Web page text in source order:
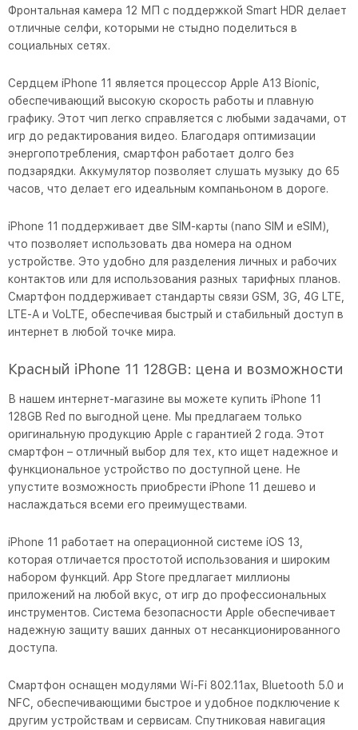
Фронтальная камера 12 МП с поддержкой Smart HDR делает
отличные селфи, которыми не стыдно поделиться в
социальных сетях.
Сердцем iPhone 11 является процессор Apple A13 Bionic,
обеспечивающий высокую скорость работы и плавную
графику. Этот чип легко справляется с любыми задачами, от
игр до редактирования видео. Благодаря оптимизации
энергопотребления, смартфон работает долго без
подзарядки. Аккумулятор позволяет слушать музыку до 65
часов, что делает его идеальным компаньоном в дороге.
iPhone 11 поддерживает две SIM-карты (nano SIM и eSIM),
что позволяет использовать два номера на одном
устройстве. Это удобно для разделения личных и рабочих
контактов или для использования разных тарифных планов.
Смартфон поддерживает стандарты связи GSM, 3G, 4G LTE,
LTE-A и VoLTE, обеспечивая быстрый и стабильный доступ в
интернет в любой точке мира.
Красный iPhone 11 128GB: цена и возможности
В нашем интернет-магазине вы можете купить iPhone 11
128GB Red по выгодной цене. Мы предлагаем только
оригинальную продукцию Apple с гарантией 2 года. Этот
смартфон – отличный выбор для тех, кто ищет надежное и
функциональное устройство по доступной цене. Не
упустите возможность приобрести iPhone 11 дешево и
наслаждаться всеми его преимуществами.
iPhone 11 работает на операционной системе iOS 13,
которая отличается простотой использования и широким
набором функций. App Store предлагает миллионы
приложений на любой вкус, от игр до профессиональных
инструментов. Система безопасности Apple обеспечивает
надежную защиту ваших данных от несанкционированного
доступа.
Смартфон оснащен модулями Wi-Fi 802.11ax, Bluetooth 5.0 и
NFC, обеспечивающими быстрое и удобное подключение к
другим устройствам и сервисам. Спутниковая навигация